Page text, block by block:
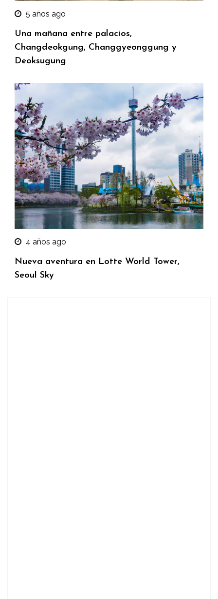
5 años ago
Una mañana entre palacios,
Changdeokgung, Changgyeonggung y
Deoksugung
4 años ago
Nueva aventura en Lotte World Tower,
Seoul Sky